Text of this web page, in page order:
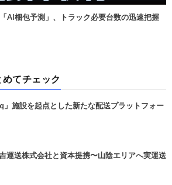
AI梱包予測」、トラック必要台数の迅速把握
てチェック
施設を起点とした新たな配送プラットフォー
送株式会社と資本提携〜山陰エリアへ実運送